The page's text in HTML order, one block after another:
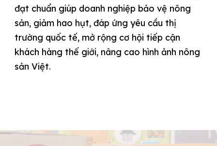
đạt chuẩn giúp doanh nghiệp bảo vệ nông
sản, giảm hao hụt, đáp ứng yêu cầu thị
trường quốc tế, mở rộng cơ hội tiếp cận
khách hàng thế giới, nâng cao hình ảnh nông
sản Việt.